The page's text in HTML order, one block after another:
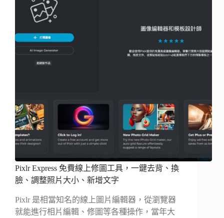
Pixlr Express 免費線上修圖工具，一鍵去背、換
臉、調整照片大小、新增文字
Pixlr 是相當知名的線上圖片編輯器，從瀏覽器
就能進行相片編輯、修圖等各種操作，當年大